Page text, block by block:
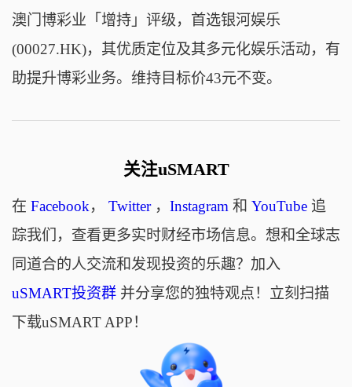
澳门博彩业「增持」评级，首选银河娱乐
(00027.HK)，其优质定位及其多元化娱乐活动，有
助提升博彩业务。维持目标价43元不变。
关注uSMART
在 Facebook， Twitter， Instagram和 YouTube追
踪我们，查看更多实时财经市场信息。想和全球志
同道合的人交流和发现投资的乐趣？加入
uSMART投资群并分享您的独特观点！立刻扫描
下载uSMART APP！